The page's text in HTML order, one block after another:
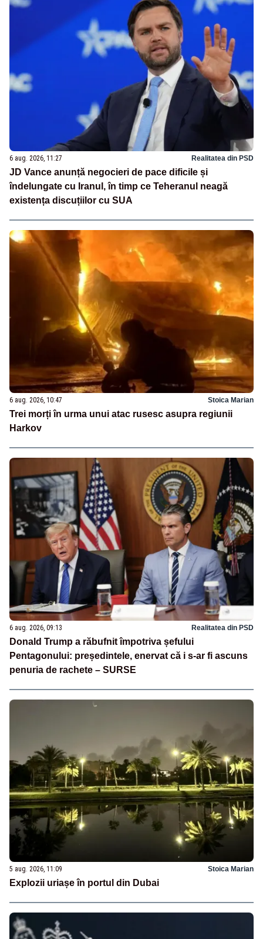
6 aug. 2026, 11:27 Realitatea din PSD
JD Vance anunță negocieri de pace dificile și
îndelungate cu Iranul, în timp ce Teheranul neagă
existența discuțiilor cu SUA
6 aug. 2026, 10:47 Stoica Marian
Trei morți în urma unui atac rusesc asupra regiunii
Harkov
6 aug. 2026, 09:13 Realitatea din PSD
Donald Trump a răbufnit împotriva șefului
Pentagonului: președintele, enervat că i s-ar fi ascuns
penuria de rachete – SURSE
5 aug. 2026, 11:09 Stoica Marian
Explozii uriașe în portul din Dubai